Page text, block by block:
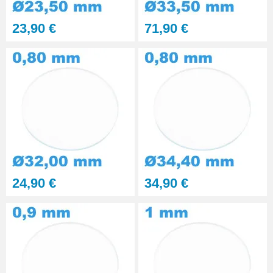
Kit polissage pâte diamantée
matériaux durs 6 seringues
Pince pour Changer un Verre de
41,90 €
23,90 € 71,90 €
24,90 € 34,90 €